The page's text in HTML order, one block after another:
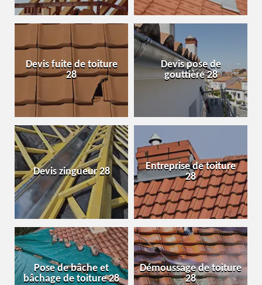
Devis fuite de toiture
28
Devis pose de
gouttière 28
Devis zingueur 28
Entreprise de toiture
28
Pose de bâche et
bâchage de toiture 28
Démoussage de toiture
28